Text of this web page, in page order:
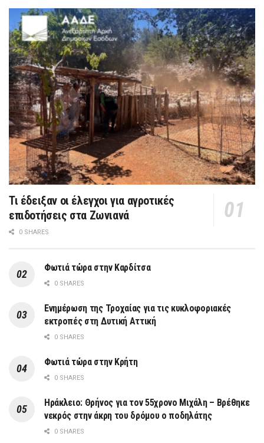
Τι έδειξαν οι έλεγχοι για αγροτικές
επιδοτήσεις στα Ζωνιανά
0 SHARES
Φωτιά τώρα στην Καρδίτσα
0 SHARES
Ενημέρωση της Τροχαίας για τις κυκλοφοριακές
εκτροπές στη Δυτική Αττική
0 SHARES
Φωτιά τώρα στην Κρήτη
0 SHARES
Ηράκλειο: Θρήνος για τον 55χρονο Μιχάλη – Βρέθηκε
νεκρός στην άκρη του δρόμου ο ποδηλάτης
0 SHARES